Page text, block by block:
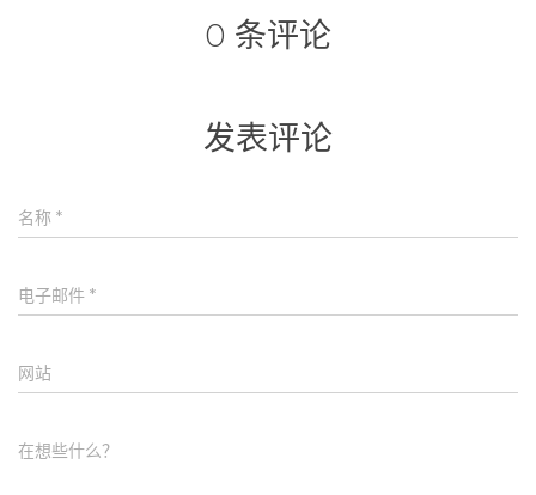
0 条评论
发表评论
名称 *
电子邮件 *
网站
在想些什么？